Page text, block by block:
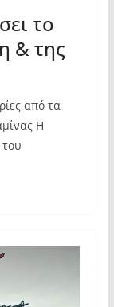
το
& της
από τα
Η